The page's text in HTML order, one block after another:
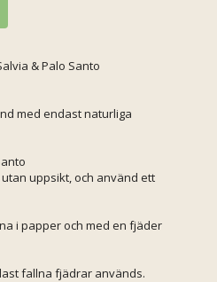
& Palo Santo
med endast naturliga
uppsikt, och använd ett
i papper och med en fjäder
fallna fjädrar används.